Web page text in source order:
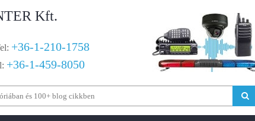
Kft.
+36-1-210-1758
+36-1-459-8050